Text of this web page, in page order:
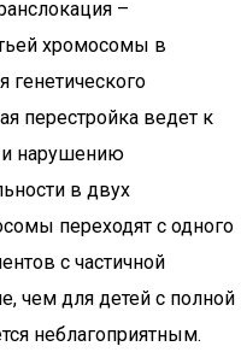
–
хромосомы в
генетического
перестройка ведет к
и нарушению
в двух
переходят с одного
с частичной
чем для детей с полной
неблагоприятным.